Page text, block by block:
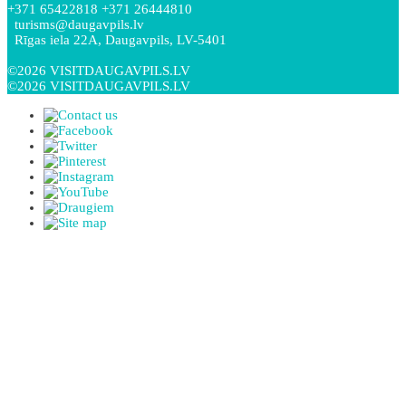
+371 65422818 +371 26444810
turisms@daugavpils.lv
Rīgas iela 22A, Daugavpils, LV-5401
©2026 VISITDAUGAVPILS.LV
©2026 VISITDAUGAVPILS.LV